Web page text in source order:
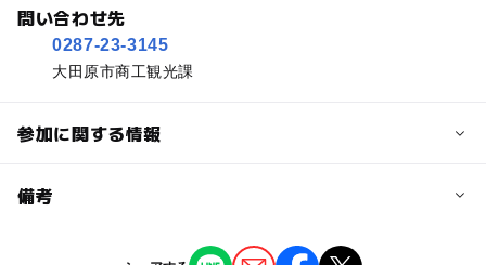
問い合わせ先
0287-23-3145
大田原市商工観光課
参加に関する情報
予約/応募
備考
※掲載の情報は天候や主催者側の都合などにより変更にな